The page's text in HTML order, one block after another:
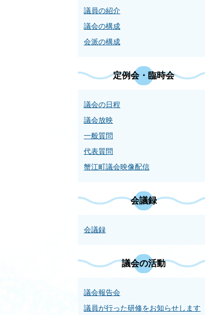
議員の紹介
議会の構成
会派の構成
定例会・臨時会
議会の日程
議会放映
一般質問
代表質問
蟹江町議会映像配信
会議録
会議録
議会の活動
議会報告会
議員が行った研修をお知らせします